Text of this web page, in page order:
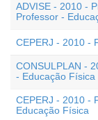
ADVISE - 2010 -
Professor -
CEPERJ - 2010 -
CONSULPLAN -
- Educação Física
CEPERJ - 2010 -
Educação Física